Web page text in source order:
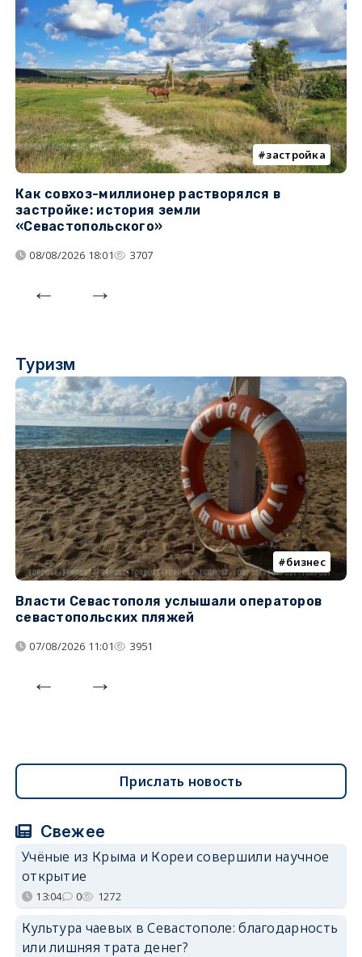
застройка
Как совхоз-миллионер растворялся в
застройке: история земли
«Севастопольского»
08/08/2026 18:01 3707
Туризм
бизнес
Власти Севастополя услышали операторов
севастопольских пляжей
07/08/2026 11:01 3951
Прислать новость
Свежее
Учёные из Крыма и Кореи совершили научное
открытие
13:04 0 1272
Культура чаевых в Севастополе: благодарность
или лишняя трата денег?